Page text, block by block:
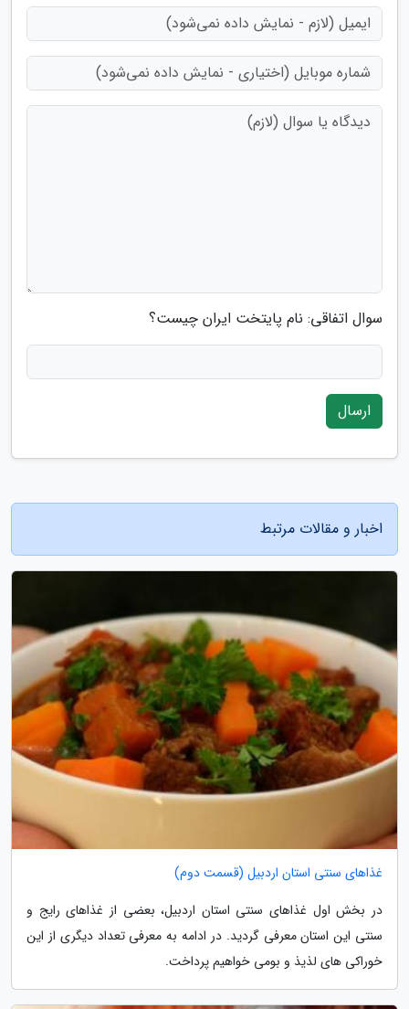
سوال اتفاقی: نام پایتخت ایران چیست؟
ارسال
اخبار و مقالات مرتبط
غذاهای سنتی استان اردبیل (قسمت دوم)
در بخش اول غذاهای سنتی استان اردبیل، بعضی از غذاهای رایج و
سنتی این استان معرفی گردید. در ادامه به معرفی تعداد دیگری از این
خوراکی های لذیذ و بومی خواهیم پرداخت.